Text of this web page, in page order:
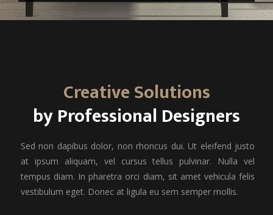
est nec tellus dictum sollicitudin. Mauris a sagittis
non lectus odio. Etiam a placerat leo.
Creative Solutions
by Professional Designers
Sed non dapibus dolor, non rhoncus dui. Ut eleifend justo
at ipsum aliquam, vel cursus tellus pulvinar. Nulla vel
tempus diam. In pharetra orci diam, sit amet vehicula felis
vestibulum eget. Donec at ligula eu sem semper mollis.